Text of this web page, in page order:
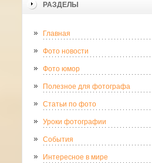
РАЗДЕЛЫ
Главная
Фото новости
Фото юмор
Полезное для фотографа
Статьи по фото
Уроки фотографии
События
Интересное в мире